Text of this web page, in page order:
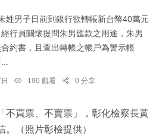
姓男子日前到銀行欲轉帳新台幣40萬元
行員關懷提問朱男匯款之用途，朱男
約書，且查出轉帳之帳戶為警示帳
190 觀看 0 分享